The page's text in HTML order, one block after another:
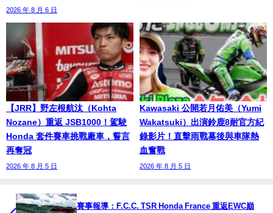
2026 年 8 月 6 日
【JRR】野左根航汰（Kohta
Nozane）重返 JSB1000！駕駛
Honda 套件賽車挑戰廠車，誓言
再奪冠
2026 年 8 月 5 日
Kawasaki 公開若月佑美（Yumi
Wakatsuki）出演鈴鹿8耐官方紀
錄影片！直擊雨戰幕後與車隊熱
血奮戰
2026 年 8 月 5 日
賽事報導：F.C.C. TSR Honda France 重返EWC巔